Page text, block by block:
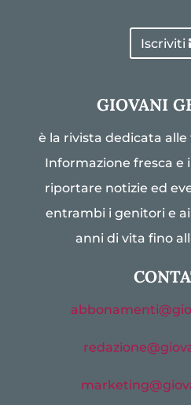
Iscriviti
GIOVANI
è la rivista dedicata alle
Informazione fresca e
riportare notizie ed
entrambi i genitori e
anni di vita fino